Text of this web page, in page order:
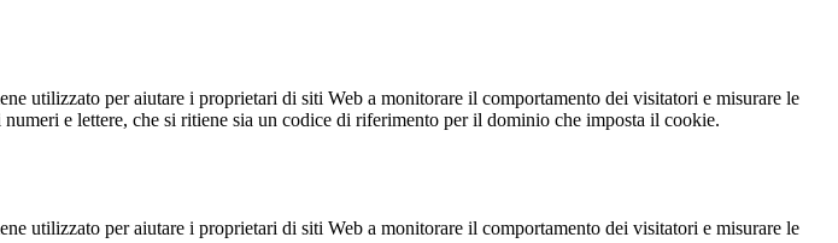
utilizzato per aiutare i proprietari di siti Web a monitorare il comportamento dei visitatori e misurare le
e lettere, che si ritiene sia un codice di riferimento per il dominio che imposta il cookie.
utilizzato per aiutare i proprietari di siti Web a monitorare il comportamento dei visitatori e misurare le